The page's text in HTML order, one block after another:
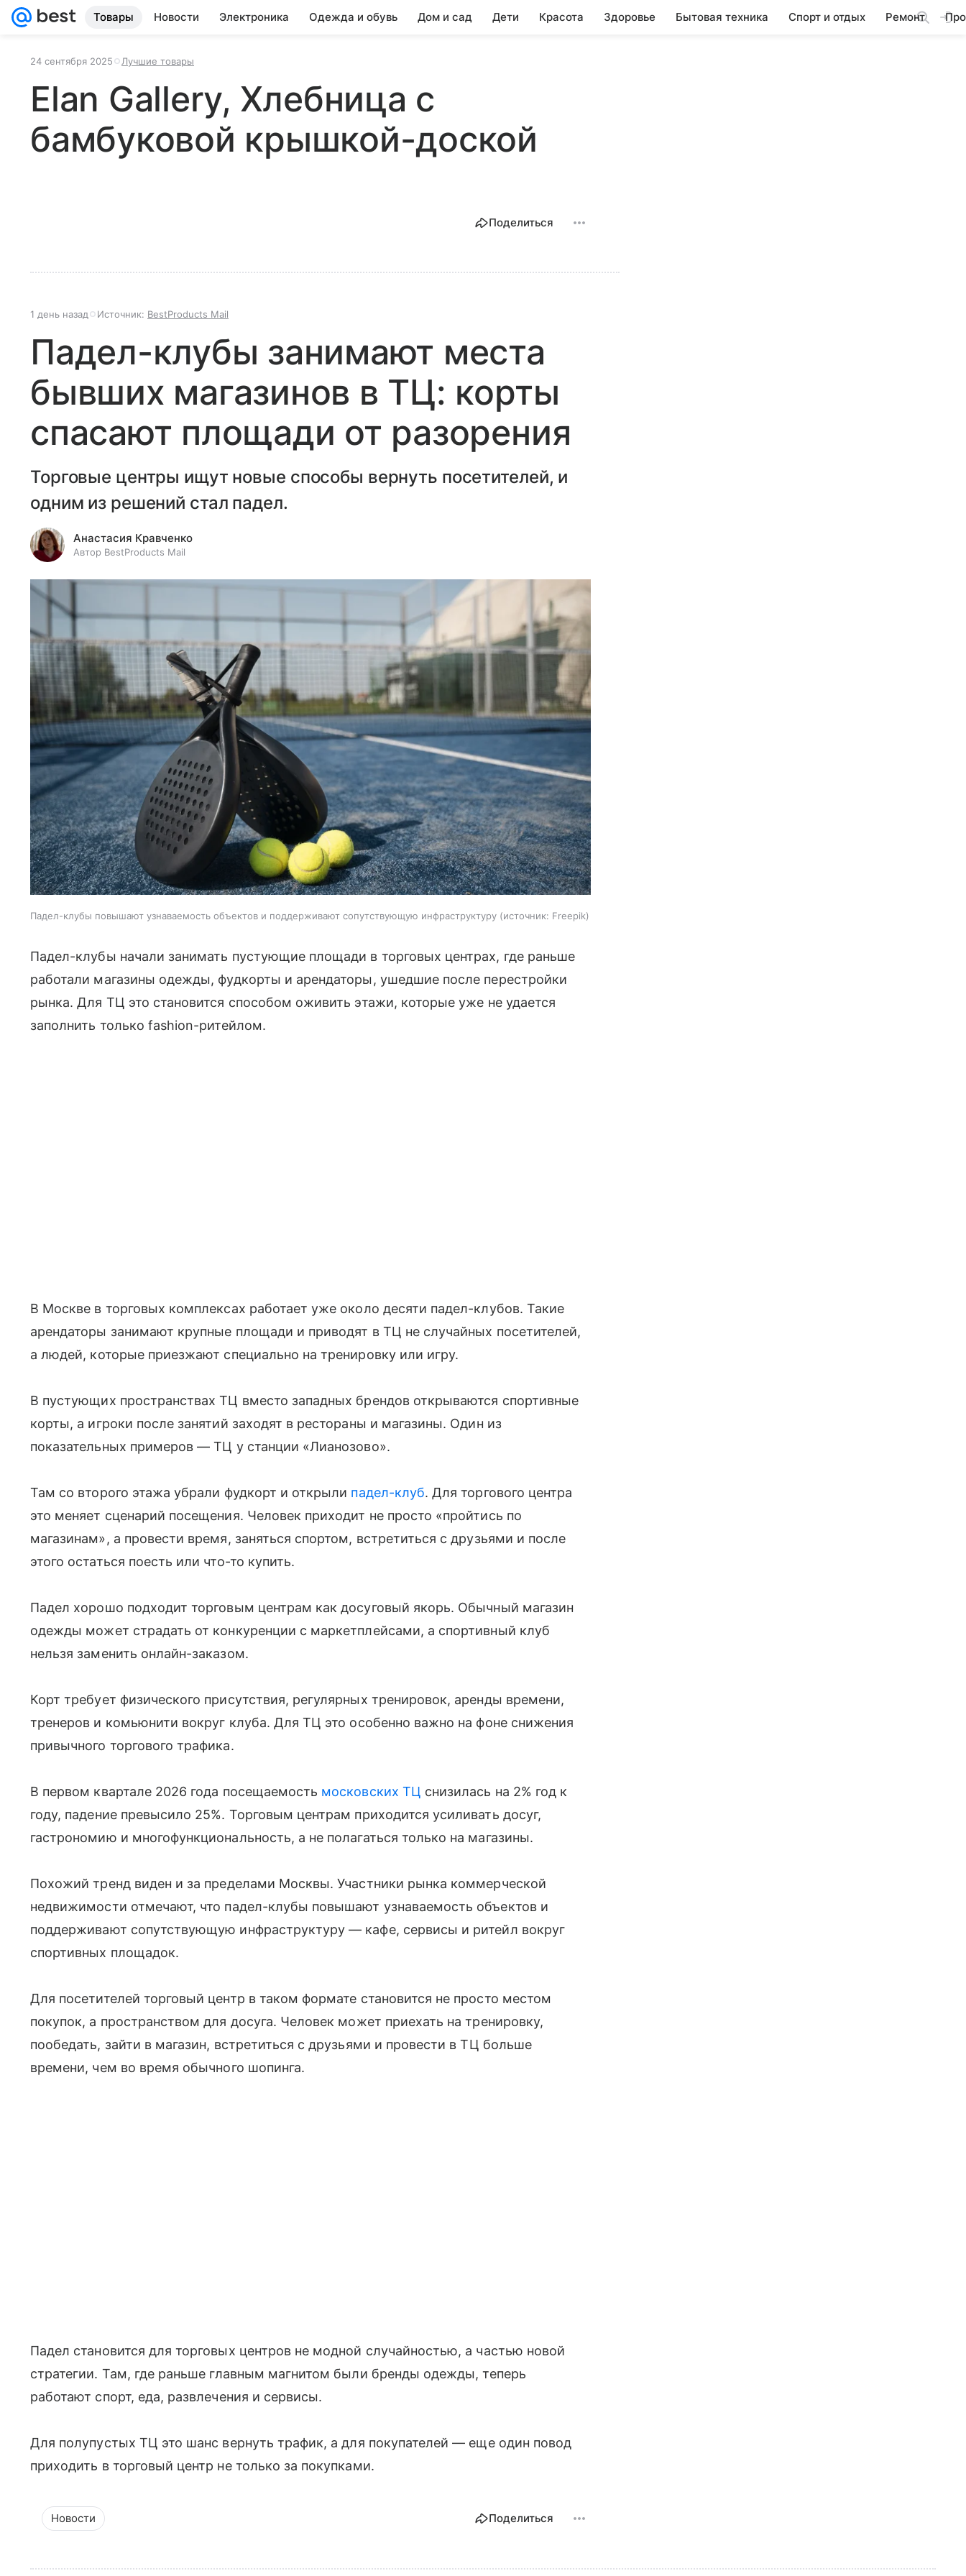
Товары Новости Электроника Одежда и обувь Дом и сад Дети Красота Здоровье Бытовая техника Спорт и отдых Ремонт
24 сентября 2025 Лучшие товары
Elan Gallery, Хлебница с
бамбуковой крышкой-доской
Поделиться
1 день назад Источник: BestProducts Mail
Падел-клубы занимают места
бывших магазинов в ТЦ: корты
спасают площади от разорения
Торговые центры ищут новые способы вернуть посетителей, и
одним из решений стал падел.
Анастасия Кравченко
Автор BestProducts Mail
Падел-клубы повышают узнаваемость объектов и поддерживают сопутствующую инфраструктуру источник: Freepik
Падел-клубы начали занимать пустующие площади в торговых центрах, где раньше
работали магазины одежды, фудкорты и арендаторы, ушедшие после перестройки
рынка. Для ТЦ это становится способом оживить этажи, которые уже не удается
заполнить только fashion-ритейлом.
В Москве в торговых комплексах работает уже около десяти падел-клубов. Такие
арендаторы занимают крупные площади и приводят в ТЦ не случайных посетителей,
а людей, которые приезжают специально на тренировку или игру.
В пустующих пространствах ТЦ вместо западных брендов открываются спортивные
корты, а игроки после занятий заходят в рестораны и магазины. Один из
показательных примеров — ТЦ у станции «Лианозово».
Там со второго этажа убрали фудкорт и открыли падел-клуб. Для торгового центра
это меняет сценарий посещения. Человек приходит не просто «пройтись по
магазинам», а провести время, заняться спортом, встретиться с друзьями и после
этого остаться поесть или что-то купить.
Падел хорошо подходит торговым центрам как досуговый якорь. Обычный магазин
одежды может страдать от конкуренции с маркетплейсами, а спортивный клуб
нельзя заменить онлайн-заказом.
Корт требует физического присутствия, регулярных тренировок, аренды времени,
тренеров и комьюнити вокруг клуба. Для ТЦ это особенно важно на фоне снижения
привычного торгового трафика.
В первом квартале 2026 года посещаемость московских ТЦ снизилась на 2% год к
году, падение превысило 25%. Торговым центрам приходится усиливать досуг,
гастрономию и многофункциональность, а не полагаться только на магазины.
Похожий тренд виден и за пределами Москвы. Участники рынка коммерческой
недвижимости отмечают, что падел-клубы повышают узнаваемость объектов и
поддерживают сопутствующую инфраструктуру — кафе, сервисы и ритейл вокруг
спортивных площадок.
Для посетителей торговый центр в таком формате становится не просто местом
покупок, а пространством для досуга. Человек может приехать на тренировку,
пообедать, зайти в магазин, встретиться с друзьями и провести в ТЦ больше
времени, чем во время обычного шопинга.
Падел становится для торговых центров не модной случайностью, а частью новой
стратегии. Там, где раньше главным магнитом были бренды одежды, теперь
работают спорт, еда, развлечения и сервисы.
Для полупустых ТЦ это шанс вернуть трафик, а для покупателей — еще один повод
приходить в торговый центр не только за покупками.
Новости Поделиться